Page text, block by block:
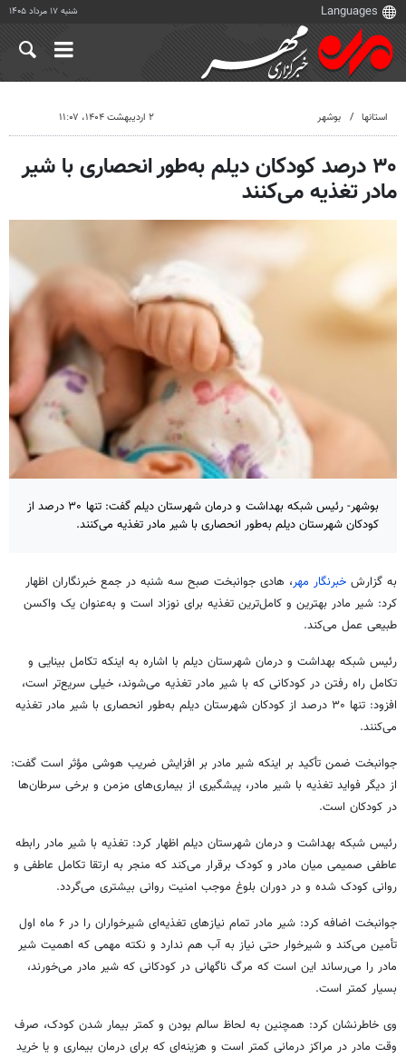
شنبه ۱۷ مرداد ۱۴۰۵
استانها بوشهر ۲ اردیبهشت ۱۴۰۴، ۱۱:۰۷
۳۰ درصد کودکان دیلم به‌طور انحصاری با شیر
مادر تغذیه می‌کنند
بوشهر- رئیس شبکه بهداشت و درمان شهرستان دیلم گفت: تنها ۳۰ درصد از
کودکان شهرستان دیلم به‌طور انحصاری با شیر مادر تغذیه می‌کنند.
به گزارش خبرنگار مهر، هادی جوانبخت صبح سه شنبه در جمع خبرنگاران اظهار
کرد: شیر مادر بهترین و کامل‌ترین تغذیه برای نوزاد است و به‌عنوان یک واکسن
طبیعی عمل می‌کند.
رئیس شبکه بهداشت و درمان شهرستان دیلم با اشاره به اینکه تکامل بینایی و
تکامل راه رفتن در کودکانی که با شیر مادر تغذیه می‌شوند، خیلی سریع‌تر است،
افزود: تنها ۳۰ درصد از کودکان شهرستان دیلم به‌طور انحصاری با شیر مادر تغذیه
می‌کنند.
جوانبخت ضمن تأکید بر اینکه شیر مادر بر افزایش ضریب هوشی مؤثر است گفت:
از دیگر فواید تغذیه با شیر مادر، پیشگیری از بیماری‌های مزمن و برخی سرطان‌ها
در کودکان است.
رئیس شبکه بهداشت و درمان شهرستان دیلم اظهار کرد: تغذیه با شیر مادر رابطه
عاطفی صمیمی میان مادر و کودک برقرار می‌کند که منجر به ارتقا تکامل عاطفی و
روانی کودک شده و در دوران بلوغ موجب امنیت روانی بیشتری می‌گردد.
جوانبخت اضافه کرد: شیر مادر تمام نیازهای تغذیه‌ای شیرخواران را در ۶ ماه اول
تأمین می‌کند و شیرخوار حتی نیاز به آب هم ندارد و نکته مهمی که اهمیت شیر
مادر را می‌رساند این است که مرگ ناگهانی در کودکانی که شیر مادر می‌خورند،
بسیار کمتر است.
وی خاطرنشان کرد: همچنین به لحاظ سالم بودن و کمتر بیمار شدن کودک، صرف
وقت مادر در مراکز درمانی کمتر است و هزینه‌ای که برای درمان بیماری و یا خرید